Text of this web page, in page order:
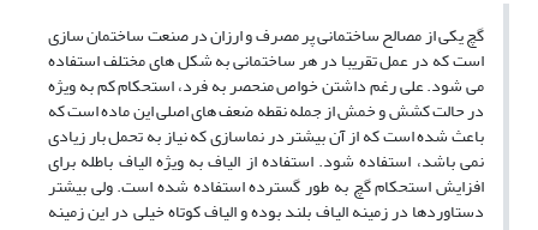
گچ یکی از مصالح ساختمانی پر مصرف و ارزان در صنعت ساختمان سازی
است که در عمل تقریبا در هر ساختمانی به شکل های مختلف استفاده
می شود. علی رغم داشتن خواص منحصر به فرد، استحکام کم به ویژه
در حالت کشش و خمش از جمله نقطه ضعف های اصلی این ماده است که
باعث شده است که از آن بیشتر در نماسازی که نیاز به تحمل بار زیادی
نمی باشد، استفاده شود. استفاده از الیاف به ویژه الیاف باطله برای
افزایش استحکام گچ به طور گسترده استفاده شده است. ولی بیشتر
دستاوردها در زمینه الیاف بلند بوده و الیاف کوتاه خیلی در این زمینه